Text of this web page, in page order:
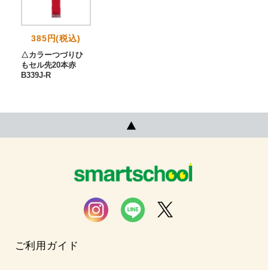
385円(税込)
△カラーつづりひ
もセル先20本赤
B339J-R
ご利用ガイド